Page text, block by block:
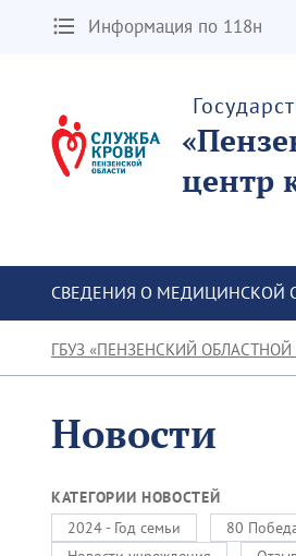
Информация по 118н
центр
СВЕДЕНИЯ О МЕДИЦИНСКОЙ
ГБУЗ «ПЕНЗЕНСКИЙ
Новости
КАТЕГОРИИ НОВОСТЕЙ
2024 - Год семьи
80